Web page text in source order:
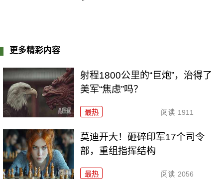
更多精彩内容
射程1800公里的“巨炮”，治得了
美军“焦虑”吗？
最热 阅读 1911
莫迪开大！砸碎印军17个司令
部，重组指挥结构
最热 阅读 2056